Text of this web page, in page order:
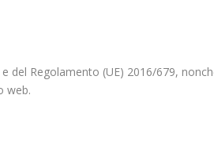
del Regolamento (UE) 2016/679,
web.